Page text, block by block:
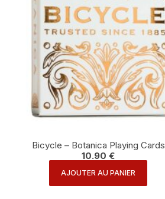
Bicycle – Botanica Playing Cards
10.90 €
AJOUTER AU PANIER